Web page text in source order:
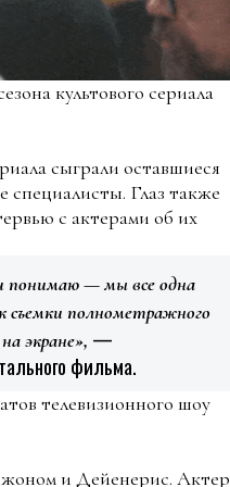
культового сериала
сыграли оставшиеся
Глаз также
с актерами об их
понимаю — мы все одна
полнометражного
экране», —
фильма.
телевизионного шоу
и Дейенерис. Актер